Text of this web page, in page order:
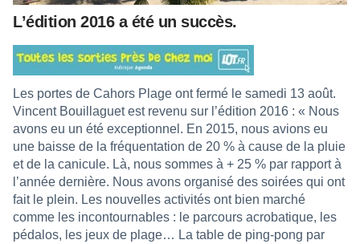
L’édition 2016 a été un succès.
Les portes de Cahors Plage ont fermé le samedi 13 août.
Vincent Bouillaguet est revenu sur l’édition 2016 : « Nous
avons eu un été exceptionnel. En 2015, nous avions eu
une baisse de la fréquentation de 20 % à cause de la pluie
et de la canicule. Là, nous sommes à + 25 % par rapport à
l’année dernière. Nous avons organisé des soirées qui ont
fait le plein. Les nouvelles activités ont bien marché
comme les incontournables : le parcours acrobatique, les
pédalos, les jeux de plage… La table de ping-pong par